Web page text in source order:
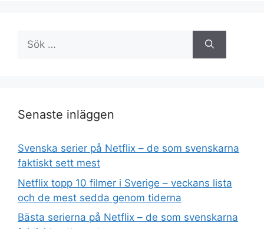
Sök
efter:
Senaste inläggen
Svenska serier på Netflix – de som svenskarna
faktiskt sett mest
Netflix topp 10 filmer i Sverige – veckans lista
och de mest sedda genom tiderna
Bästa serierna på Netflix – de som svenskarna